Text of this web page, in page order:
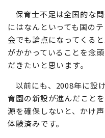
保育士不足は全国的な
にはなんといっても国の
会でも論点になってくる
がかかっていることを念
だきたいと思います。
以前にも、2008年に設
育園の新設が進んだこと
源を確保しないと、かけ
体験済みです。